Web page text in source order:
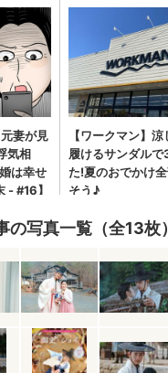
の写真一覧（全13枚）